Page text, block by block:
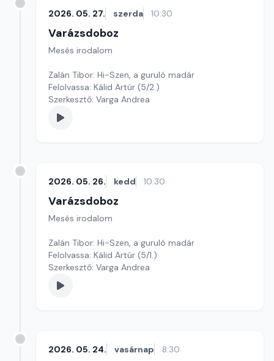
2026. 05. 27. szerda 10:30
Varázsdoboz
Mesés irodalom
Zalán Tibor: Hi-Szen, a guruló madár
Felolvassa: Kálid Artúr (5/2.)
Szerkesztő: Varga Andrea
2026. 05. 26. kedd 10:30
Varázsdoboz
Mesés irodalom
Zalán Tibor: Hi-Szen, a guruló madár
Felolvassa: Kálid Artúr (5/1.)
Szerkesztő: Varga Andrea
2026. 05. 24. vasárnap 8:30